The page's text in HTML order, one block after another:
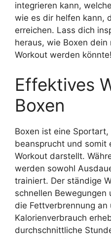
integrieren kann,
wie es dir helfen kann,
erreichen. Lass dich
heraus, wie Boxen
Workout werden könnte!
Effektives
Boxen
Boxen ist eine
beansprucht und somit
Workout darstellt.
werden sowohl
trainiert. Der ständige
schnellen Bewegungen
die Fettverbrennung
Kalorienverbrauch
durchschnittliche